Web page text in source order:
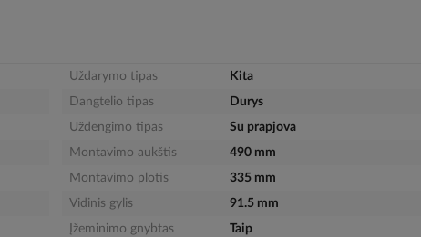
Uždarymo tipas
Kita
Dangtelio tipas
Durys
Uždengimo tipas
Su prapjova
Montavimo aukštis
490 mm
Montavimo plotis
335 mm
Vidinis gylis
91.5 mm
Įžeminimo gnybtas
Taip